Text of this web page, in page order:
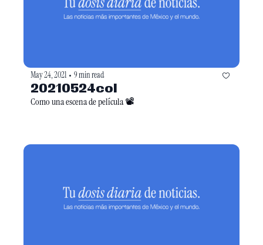
May 24, 2021 • 9 min read
20210524col
Como una escena de película 📽